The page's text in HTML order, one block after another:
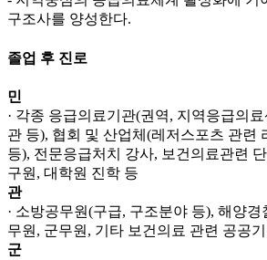
구조사를 양성한다.
졸업 후 진로
민
· 각종 응급의료기관(권역, 지역응급의료
관 등), 협회 및 산업체(레저스포츠 관련
등), 전문응급처치 강사, 보건의료관련
구원, 대학원 진학 등
관
· 소방공무원(구급, 구조분야 등), 해양
무원, 군무원, 기타 보건의료 관련 공공
군